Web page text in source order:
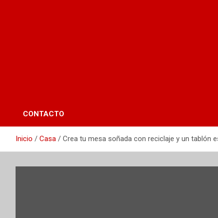
CONTACTO
Inicio Casa Crea tu mesa soñada con reciclaje y un tablón